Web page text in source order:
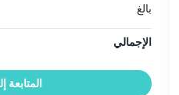
بالغ
الإجمالي
المتابعة